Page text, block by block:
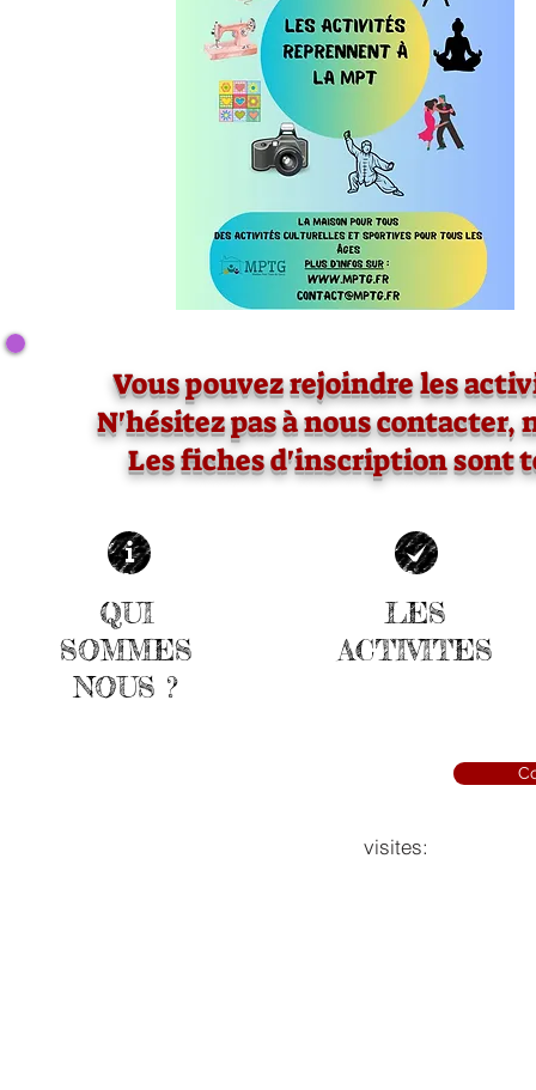
Vous pouvez rejoindre les
N'hésitez pas à nous contacter,
Les fiches d'inscription sont
QUI
SOMMES
NOUS ?
LES
ACTIVITES
visites: